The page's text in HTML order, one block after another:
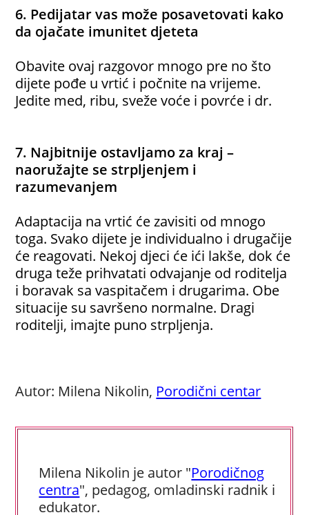
6. Pedijatar vas može posavetovati kako
da ojačate imunitet djeteta
Obavite ovaj razgovor mnogo pre no što
dijete pođe u vrtić i počnite na vrijeme.
Jedite med, ribu, sveže voće i povrće i dr.
7. Najbitnije ostavljamo za kraj –
naoružajte se strpljenjem i
razumevanjem
Adaptacija na vrtić će zavisiti od mnogo
toga. Svako dijete je individualno i drugačije
će reagovati. Nekoj djeci će ići lakše, dok će
druga teže prihvatati odvajanje od roditelja
i boravak sa vaspitačem i drugarima. Obe
situacije su savršeno normalne. Dragi
roditelji, imajte puno strpljenja.
Autor: Milena Nikolin, Porodični centar
Milena Nikolin je autor "Porodičnog
centra", pedagog, omladinski radnik i
edukator.